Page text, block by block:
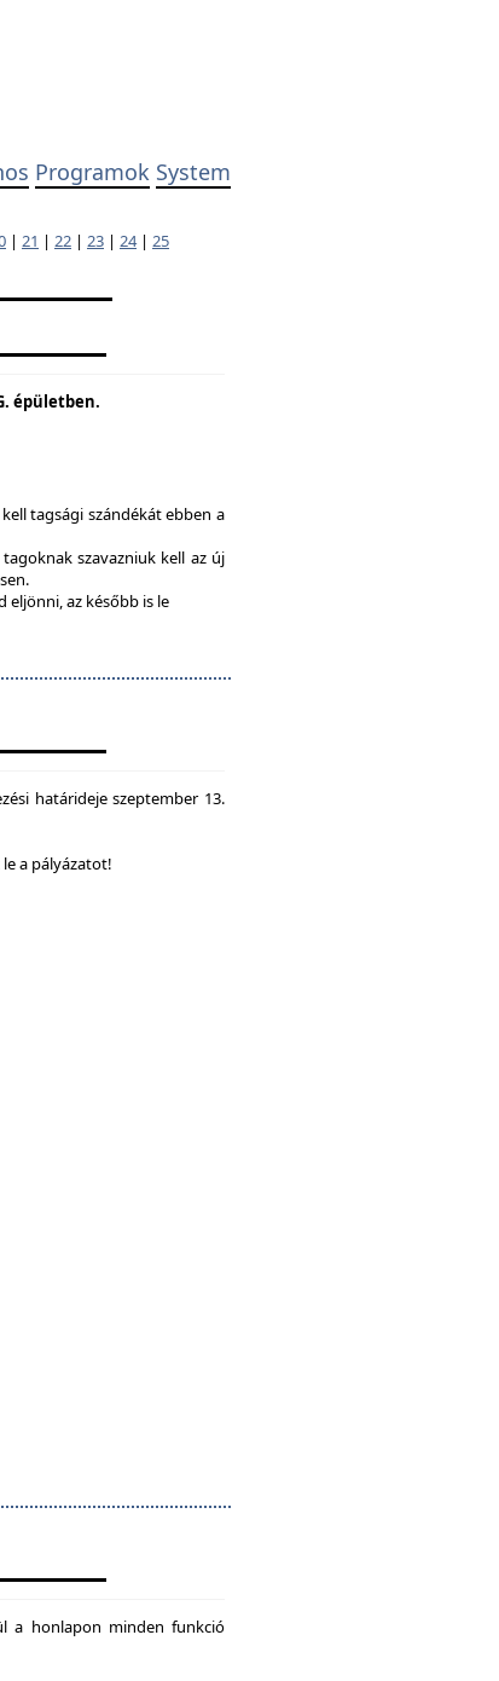
Programok System
| 21 | 22 | 23 | 24| 25
épületben.
tagsági szándékát ebben a
szavazniuk kell az új
eljönni, az később is le
határideje szeptember 13.
a pályázatot!
a honlapon minden funkció